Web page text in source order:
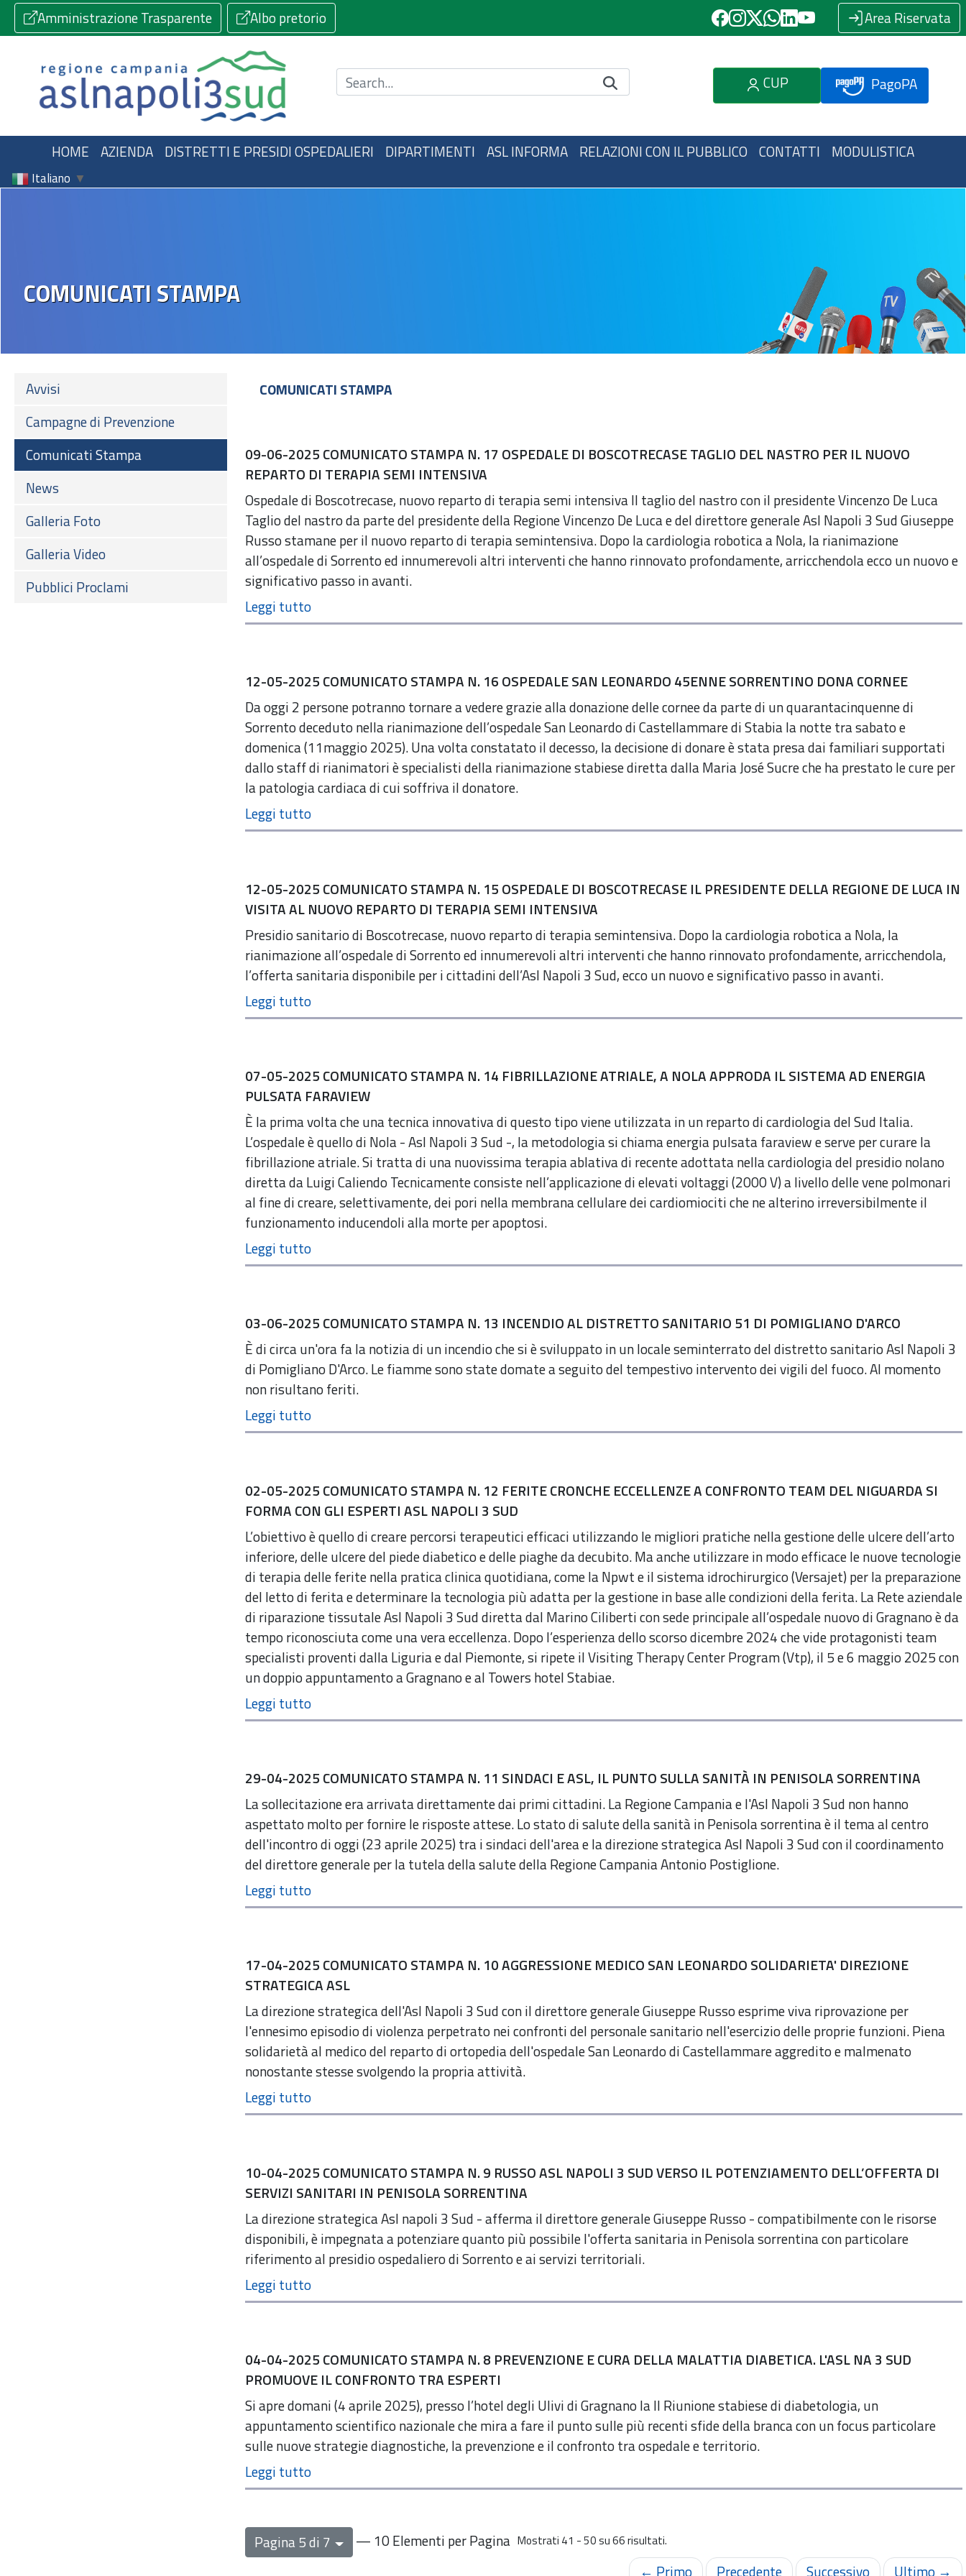
Amministrazione Trasparente Albo pretorio Area Riservata
Cerca nel sito CUP PagoPA
HOME AZIENDA DISTRETTI E PRESIDI OSPEDALIERI DIPARTIMENTI ASL INFORMA RELAZIONI CON IL PUBBLICO CONTATTI MODULISTICA
Italiano ▼
COMUNICATI STAMPA
Avvisi
Campagne di Prevenzione
Comunicati Stampa
News
Galleria Foto
Galleria Video
Pubblici Proclami
COMUNICATI STAMPA
09-06-2025 COMUNICATO STAMPA N. 17 OSPEDALE DI BOSCOTRECASE TAGLIO DEL NASTRO PER IL NUOVO
REPARTO DI TERAPIA SEMI INTENSIVA
Ospedale di Boscotrecase, nuovo reparto di terapia semi intensiva Il taglio del nastro con il presidente Vincenzo De Luca
Taglio del nastro da parte del presidente della Regione Vincenzo De Luca e del direttore generale Asl Napoli 3 Sud Giuseppe
Russo stamane per il nuovo reparto di terapia semintensiva. Dopo la cardiologia robotica a Nola, la rianimazione
all’ospedale di Sorrento ed innumerevoli altri interventi che hanno rinnovato profondamente, arricchendola ecco un nuovo e
significativo passo in avanti.
12-05-2025 COMUNICATO STAMPA N. 16 OSPEDALE SAN LEONARDO 45ENNE SORRENTINO DONA CORNEE
Da oggi 2 persone potranno tornare a vedere grazie alla donazione delle cornee da parte di un quarantacinquenne di
Sorrento deceduto nella rianimazione dell’ospedale San Leonardo di Castellammare di Stabia la notte tra sabato e
domenica (11maggio 2025). Una volta constatato il decesso, la decisione di donare è stata presa dai familiari supportati
dallo staff di rianimatori è specialisti della rianimazione stabiese diretta dalla Maria José Sucre che ha prestato le cure per
la patologia cardiaca di cui soffriva il donatore.
12-05-2025 COMUNICATO STAMPA N. 15 OSPEDALE DI BOSCOTRECASE IL PRESIDENTE DELLA REGIONE DE LUCA IN
VISITA AL NUOVO REPARTO DI TERAPIA SEMI INTENSIVA
Presidio sanitario di Boscotrecase, nuovo reparto di terapia semintensiva. Dopo la cardiologia robotica a Nola, la
rianimazione all’ospedale di Sorrento ed innumerevoli altri interventi che hanno rinnovato profondamente, arricchendola,
l’offerta sanitaria disponibile per i cittadini dell’Asl Napoli 3 Sud, ecco un nuovo e significativo passo in avanti.
07-05-2025 COMUNICATO STAMPA N. 14 FIBRILLAZIONE ATRIALE, A NOLA APPRODA IL SISTEMA AD ENERGIA
PULSATA FARAVIEW
È la prima volta che una tecnica innovativa di questo tipo viene utilizzata in un reparto di cardiologia del Sud Italia.
L’ospedale è quello di Nola - Asl Napoli 3 Sud -, la metodologia si chiama energia pulsata faraview e serve per curare la
fibrillazione atriale. Si tratta di una nuovissima terapia ablativa di recente adottata nella cardiologia del presidio nolano
diretta da Luigi Caliendo Tecnicamente consiste nell’applicazione di elevati voltaggi (2000 V) a livello delle vene polmonari
al fine di creare, selettivamente, dei pori nella membrana cellulare dei cardiomiociti che ne alterino irreversibilmente il
funzionamento inducendoli alla morte per apoptosi.
03-06-2025 COMUNICATO STAMPA N. 13 INCENDIO AL DISTRETTO SANITARIO 51 DI POMIGLIANO D'ARCO
È di circa un'ora fa la notizia di un incendio che si è sviluppato in un locale seminterrato del distretto sanitario Asl Napoli 3
di Pomigliano D'Arco. Le fiamme sono state domate a seguito del tempestivo intervento dei vigili del fuoco. Al momento
non risultano feriti.
02-05-2025 COMUNICATO STAMPA N. 12 FERITE CRONCHE ECCELLENZE A CONFRONTO TEAM DEL NIGUARDA SI
FORMA CON GLI ESPERTI ASL NAPOLI 3 SUD
L’obiettivo è quello di creare percorsi terapeutici efficaci utilizzando le migliori pratiche nella gestione delle ulcere dell’arto
inferiore, delle ulcere del piede diabetico e delle piaghe da decubito. Ma anche utilizzare in modo efficace le nuove tecnologie
di terapia delle ferite nella pratica clinica quotidiana, come la Npwt e il sistema idrochirurgico (Versajet) per la preparazione
del letto di ferita e determinare la tecnologia più adatta per la gestione in base alle condizioni della ferita. La Rete aziendale
di riparazione tissutale Asl Napoli 3 Sud diretta dal Marino Ciliberti con sede principale all’ospedale nuovo di Gragnano è da
tempo riconosciuta come una vera eccellenza. Dopo l’esperienza dello scorso dicembre 2024 che vide protagonisti team
specialisti proventi dalla Liguria e dal Piemonte, si ripete il Visiting Therapy Center Program (Vtp), il 5 e 6 maggio 2025 con
un doppio appuntamento a Gragnano e al Towers hotel Stabiae.
29-04-2025 COMUNICATO STAMPA N. 11 SINDACI E ASL, IL PUNTO SULLA SANITÀ IN PENISOLA SORRENTINA
La sollecitazione era arrivata direttamente dai primi cittadini. La Regione Campania e l'Asl Napoli 3 Sud non hanno
aspettato molto per fornire le risposte attese. Lo stato di salute della sanità in Penisola sorrentina è il tema al centro
dell'incontro di oggi (23 aprile 2025) tra i sindaci dell'area e la direzione strategica Asl Napoli 3 Sud con il coordinamento
del direttore generale per la tutela della salute della Regione Campania Antonio Postiglione.
17-04-2025 COMUNICATO STAMPA N. 10 AGGRESSIONE MEDICO SAN LEONARDO SOLIDARIETA' DIREZIONE
STRATEGICA ASL
La direzione strategica dell'Asl Napoli 3 Sud con il direttore generale Giuseppe Russo esprime viva riprovazione per
l'ennesimo episodio di violenza perpetrato nei confronti del personale sanitario nell'esercizio delle proprie funzioni. Piena
solidarietà al medico del reparto di ortopedia dell'ospedale San Leonardo di Castellammare aggredito e malmenato
nonostante stesse svolgendo la propria attività.
10-04-2025 COMUNICATO STAMPA N. 9 RUSSO ASL NAPOLI 3 SUD VERSO IL POTENZIAMENTO DELL’OFFERTA DI
SERVIZI SANITARI IN PENISOLA SORRENTINA
La direzione strategica Asl napoli 3 Sud - afferma il direttore generale Giuseppe Russo - compatibilmente con le risorse
disponibili, è impegnata a potenziare quanto più possibile l'offerta sanitaria in Penisola sorrentina con particolare
riferimento al presidio ospedaliero di Sorrento e ai servizi territoriali.
04-04-2025 COMUNICATO STAMPA N. 8 PREVENZIONE E CURA DELLA MALATTIA DIABETICA. L'ASL NA 3 SUD
PROMUOVE IL CONFRONTO TRA ESPERTI
Si apre domani (4 aprile 2025), presso l’hotel degli Ulivi di Gragnano la II Riunione stabiese di diabetologia, un
appuntamento scientifico nazionale che mira a fare il punto sulle più recenti sfide della branca con un focus particolare
sulle nuove strategie diagnostiche, la prevenzione e il confronto tra ospedale e territorio.
Pagina 5 di 7 — 10 Elementi per Pagina Mostrati 41 - 50 su 66 risultati.
← Primo Precedente Successivo Ultimo →